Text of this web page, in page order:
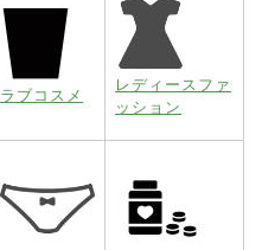
ラブコスメ
レディースファ
ッション